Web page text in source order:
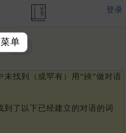
单
登录
未找到（或罕有）用“綊”做对语
到了以下已经建立的对语的词